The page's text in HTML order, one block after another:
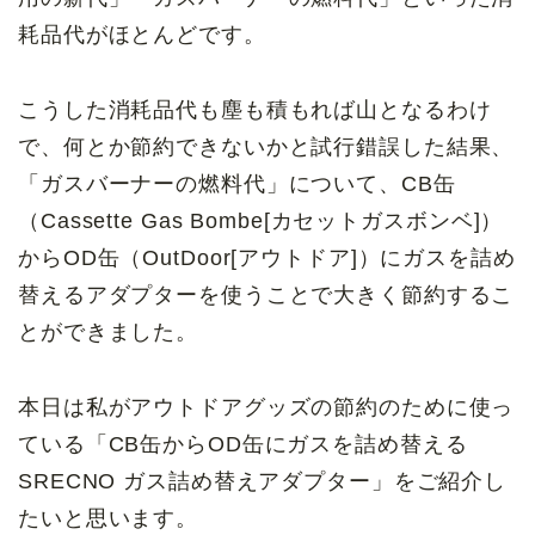
耗品代がほとんどです。
こうした消耗品代も塵も積もれば山となるわけ
で、何とか節約できないかと試行錯誤した結果、
「ガスバーナーの燃料代」について、CB缶
（Cassette Gas Bombe[カセットガスボンベ]）
からOD缶（OutDoor[アウトドア]）にガスを詰め
替えるアダプターを使うことで大きく節約するこ
とができました。
本日は私がアウトドアグッズの節約のために使っ
ている「CB缶からOD缶にガスを詰め替える
SRECNO ガス詰め替えアダプター」をご紹介し
たいと思います。